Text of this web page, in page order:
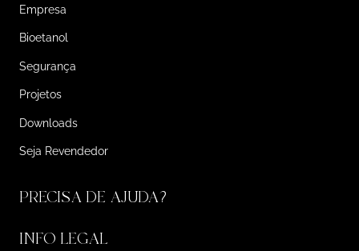
Empresa
Bioetanol
Segurança
Projetos
Downloads
Seja Revendedor
PRECISA DE AJUDA?
INFO LEGAL